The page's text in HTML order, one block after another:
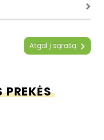
Atgal į sąrašą